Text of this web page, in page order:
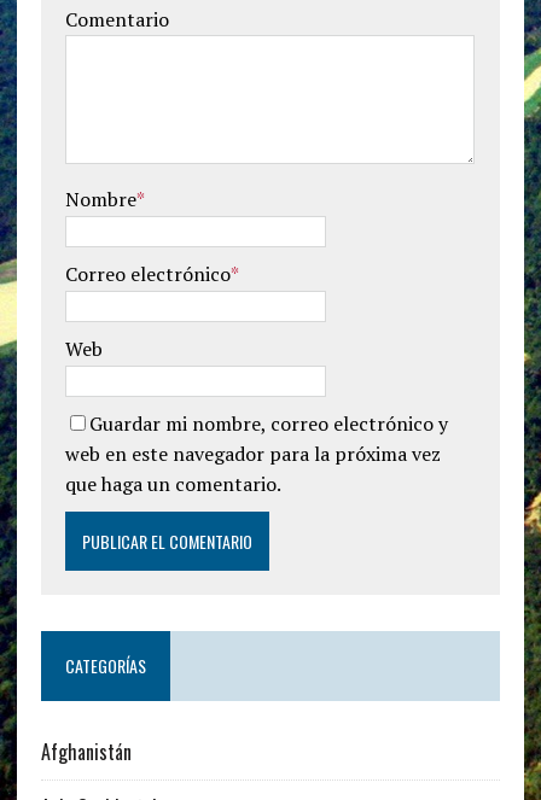
Comentario
Nombre*
Correo electrónico*
Web
Guardar mi nombre, correo electrónico y
web en este navegador para la próxima vez
que haga un comentario.
CATEGORÍAS
Afghanistán